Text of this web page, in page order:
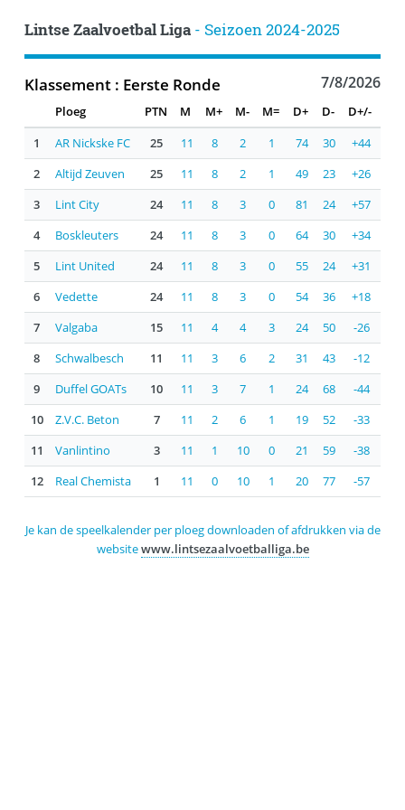
Lintse Zaalvoetbal Liga- Seizoen 2024-2025
Klassement : Eerste Ronde 7/8/2026
Ploeg PTN M M+ M- M= D+ D-
D+/-
1
AR Nickske FC 25 11 8 2 1 74 30
+44
2
Altijd Zeuven 25 11 8 2 1 49 23
+26
3
Lint City 24 11 8 3 0 81 24
+57
4
Boskleuters 24 11 8 3 0 64 30
+34
5
Lint United 24 11 8 3 0 55 24
+31
6
Vedette 24 11 8 3 0 54 36
+18
7
Valgaba 15 11 4 4 3 24 50
-26
8
Schwalbesch 11 11 3 6 2 31 43
-12
9
Duffel GOATs 10 11 3 7 1 24 68
-44
10
Z.V.C. Beton 7 11 2 6 1 19 52
-33
11
Vanlintino 3 11 1 10 0 21 59
-38
12
Real Chemista 1 11 0 10 1 20 77 -57
Je kan de speelkalender per ploeg downloaden of afdrukken via de
websitewww.lintsezaalvoetballiga.be